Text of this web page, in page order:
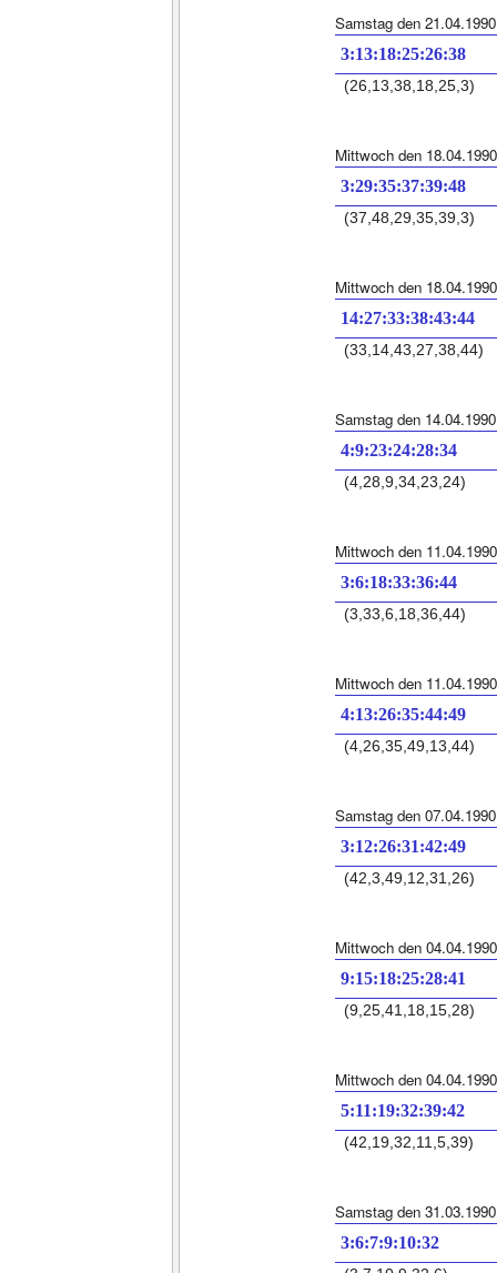
Samstag den 21.04.1990
3:13:18:25:26:38
(26,13,38,18,25,3)
Mittwoch den 18.04.1990
3:29:35:37:39:48
(37,48,29,35,39,3)
Mittwoch den 18.04.1990
14:27:33:38:43:44
(33,14,43,27,38,44)
Samstag den 14.04.1990
4:9:23:24:28:34
(4,28,9,34,23,24)
Mittwoch den 11.04.1990
3:6:18:33:36:44
(3,33,6,18,36,44)
Mittwoch den 11.04.1990
4:13:26:35:44:49
(4,26,35,49,13,44)
Samstag den 07.04.1990
3:12:26:31:42:49
(42,3,49,12,31,26)
Mittwoch den 04.04.1990
9:15:18:25:28:41
(9,25,41,18,15,28)
Mittwoch den 04.04.1990
5:11:19:32:39:42
(42,19,32,11,5,39)
Samstag den 31.03.1990
3:6:7:9:10:32